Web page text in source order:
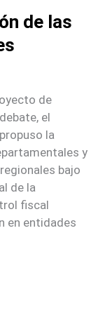
de las
de
el
la
y
bajo
de la
fiscal
en entidades